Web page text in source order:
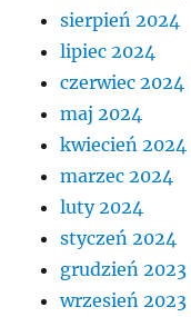
sierpień 2024
lipiec 2024
czerwiec 2024
maj 2024
kwiecień 2024
marzec 2024
luty 2024
styczeń 2024
grudzień 2023
wrzesień 2023